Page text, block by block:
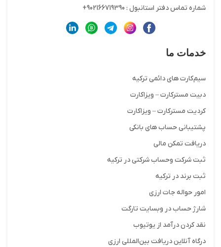
شماره تماس دفتر استانبول : 902166719390+
خدمات ما
سیم‌کارت های دائمی ترکیه
دبیت مسترکارت – ویزاکارت
کردیت مسترکارت – ویزاکارت
پشتیبانی حساب های بانکی
دریافت تمکن مالی
ثبت شرکت وحساب شرکتی در ترکیه
ثبت برند در ترکیه
امور حواله جات ارزی
شارژ حساب در وبسایت تارگت
نقد کردن درآمد از یوتیوب
درگاه آنلاین دریافت بین‌المللی ارزی